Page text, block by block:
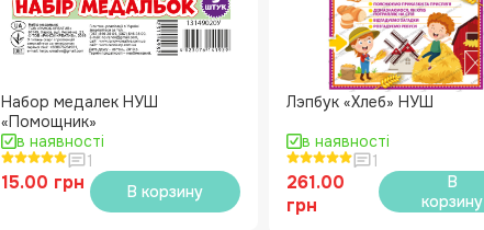
Набор медалек НУШ
«Помощник»
в наявності
1
15.00 грн В корзину
Лэпбук «Хлеб» НУШ
в наявності
1
261.00
грн
В
корзину